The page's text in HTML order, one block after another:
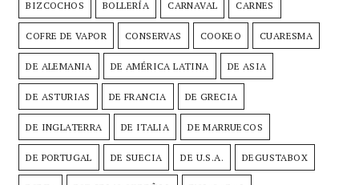
BIZCOCHOS BOLLERÍA CARNAVAL CARNES
COFRE DE VAPOR CONSERVAS COOKEO CUARESMA
DE ALEMANIA DE AMÉRICA LATINA DE ASIA
DE ASTURIAS DE FRANCIA DE GRECIA
DE INGLATERRA DE ITALIA DE MARRUECOS
DE PORTUGAL DE SUECIA DE U.S.A. DEGUSTABOX